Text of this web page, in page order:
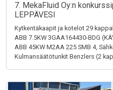
7. MekaFluid Oy:n
LEPPÄVESI
Kytkentäkaapit ja kotelot 29
ABB 7.5KW 3GAA164430-BDG
ABB 45KW M2AA 225 SMB 4,
Kulmansäätötunkit Benzlers (2